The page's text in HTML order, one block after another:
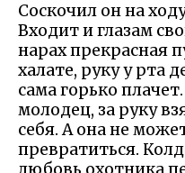
Соскочил он на
Входит и глазам
нарах прекрасная
халате, руку у рта
сама горько
молодец, за руку
себя. А она не
превратиться.